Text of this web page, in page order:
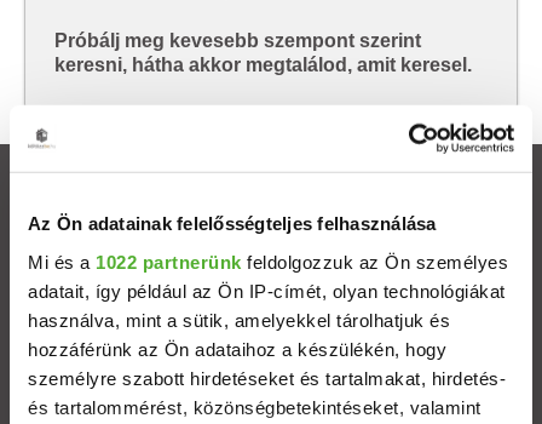
Az Ön adatainak felelősségteljes felhasználása
Mi és a 1022 partnerünk feldolgozzuk az Ön személyes
adatait, így például az Ön IP-címét, olyan technológiákat
használva, mint a sütik, amelyekkel tárolhatjuk és
hozzáférünk az Ön adataihoz a készülékén, hogy
személyre szabott hirdetéseket és tartalmakat, hirdetés-
és tartalommérést, közönségbetekintéseket, valamint
Próbálj meg kevesebb szempont szerint
keresni, hátha akkor megtalálod, amit keresel.
Eladó házak
Eladó lakások
Települések